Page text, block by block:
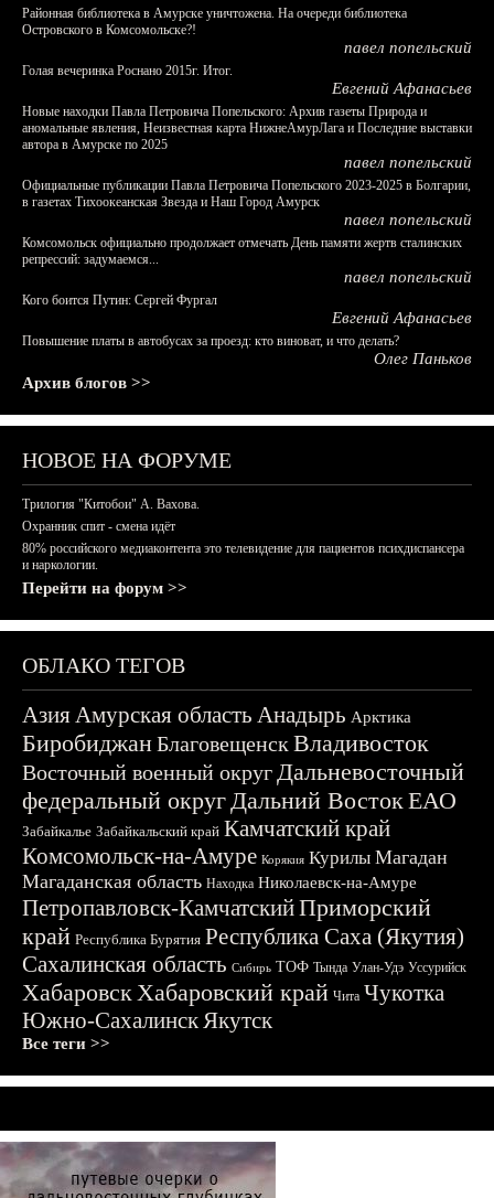
Районная библиотека в Амурске уничтожена. На очереди библиотека
Островского в Комсомольске?!
павел попельский
Голая вечеринка Роснано 2015г. Итог.
Евгений Афанасьев
Новые находки Павла Петровича Попельского: Архив газеты Природа и
аномальные явления, Неизвестная карта НижнеАмурЛага и Последние выставки
автора в Амурске по 2025
павел попельский
Официальные публикации Павла Петровича Попельского 2023-2025 в Болгарии,
в газетах Тихоокеанская Звезда и Наш Город Амурск
павел попельский
Комсомольск официально продолжает отмечать День памяти жертв сталинских
репрессий: задумаемся...
павел попельский
Кого боится Путин: Сергей Фургал
Евгений Афанасьев
Повышение платы в автобусах за проезд: кто виноват, и что делать?
Олег Паньков
Архив блогов >>
НОВОЕ НА ФОРУМЕ
Трилогия "Китобои" А. Вахова.
Охранник спит - смена идёт
80% российского медиаконтента это телевидение для пациентов психдиспансера
и наркологии.
Перейти на форум >>
ОБЛАКО ТЕГОВ
АзияАмурская область Анадырь Арктика
БиробиджанБлаговещенскВладивосток
Восточный военный округДальневосточный
федеральный округДальний ВостокЕАО
Забайкалье Забайкальский край Камчатский край
Комсомольск-на-Амуре Корякия Курилы Магадан
Магаданская область Находка Николаевск-на-Амуре
Петропавловск-КамчатскийПриморский
край Республика Бурятия Республика Саха (Якутия)
Сахалинская область Сибирь ТОФ Тында Улан-Удэ Уссурийск
ХабаровскХабаровский край Чита Чукотка
Южно-СахалинскЯкутск
Все теги >>